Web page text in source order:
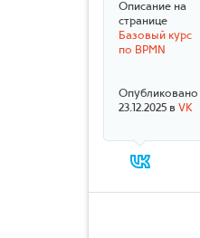
Описание на
странице
Базовый курс
по BPMN
Опубликовано
23.12.2025 в VK